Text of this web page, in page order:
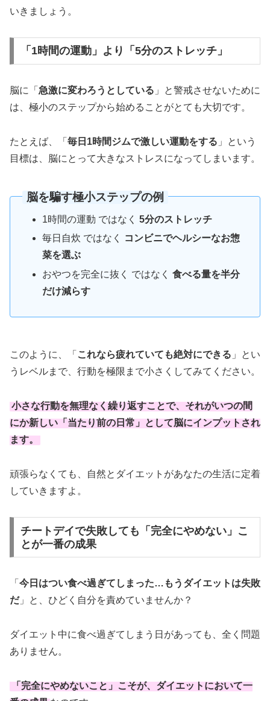
いきましょう。
「1時間の運動」より「5分のストレッチ」
脳に「 急激に変わろうとしている 」と警戒させないために
は、極小のステップから始めることがとても大切です。
たとえば、「 毎日1時間ジムで激しい運動をする 」という
目標は、脳にとって大きなストレスになってしまいます。
脳を騙す極小ステップの例
1時間の運動 ではなく5分のストレッチ
毎日自炊 ではなく
コンビニでヘルシーなお惣
菜を選ぶ
おやつを完全に抜く ではなく食べる量を半分
だけ減らす
このように、「 これなら疲れていても絶対にできる 」とい
うレベルまで、行動を極限まで小さくしてみてください。
小さな行動を無理なく繰り返すことで、それがいつの間
にか新しい「 当たり前の日常 」として脳にインプットされ
ます。
頑張らなくても、自然とダイエットがあなたの生活に定着
していきますよ。
チートデイで失敗しても「完全にやめない」こ
とが一番の成果
「 今日はつい食べ過ぎてしまった…もうダイエットは失敗
だ」と、ひどく自分を責めていませんか？
ダイエット中に食べ過ぎてしまう日があっても、全く問題
ありません。
「 完全にやめないこと 」こそが、ダイエットにおいて一